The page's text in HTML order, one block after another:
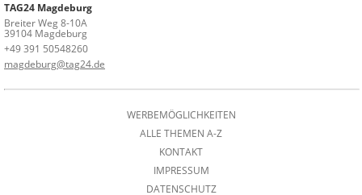
TAG24 Magdeburg
Breiter Weg 8-10A
39104 Magdeburg
+49 391 50548260
magdeburg@tag24.de
WERBEMÖGLICHKEITEN
ALLE THEMEN A-Z
KONTAKT
IMPRESSUM
DATENSCHUTZ